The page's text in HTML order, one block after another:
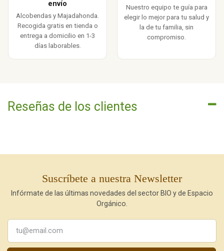
envío
Alcobendas y Majadahonda.
Recogida gratis en tienda o
entrega a domicilio en 1-3
días laborables.
Nuestro equipo te guía para
elegir lo mejor para tu salud y
la de tu familia, sin
compromiso.
Reseñas de los clientes
Suscríbete a nuestra Newsletter
Infórmate de las últimas novedades del sector BIO y de Espacio
Orgánico.